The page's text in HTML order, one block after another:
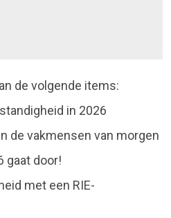
de volgende items:
in 2026
de vakmensen van morgen
gaat door!
met een RIE-